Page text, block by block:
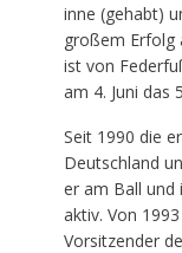
inne (gehabt)
großem Erfolg
ist von
am 4. Juni das
Seit 1990 die
Deutschland
er am Ball und
aktiv. Von
Vorsitzender